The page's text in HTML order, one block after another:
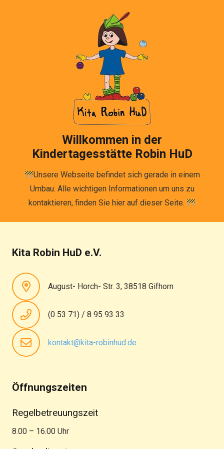
Willkommen in der
Kindertagesstätte Robin HuD
Unsere Webseite befindet sich gerade in einem
Umbau. Alle wichtigen Informationen um uns zu
kontaktieren, finden Sie hier auf dieser Seite.
Kita Robin HuD e.V.
August- Horch- Str. 3, 38518 Gifhorn
(0 53 71) / 8 95 93 33
kontakt@kita-robinhud.de
Öffnungszeiten
Regelbetreuungszeit
8.00 – 16.00 Uhr